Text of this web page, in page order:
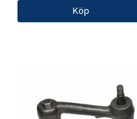
Köp